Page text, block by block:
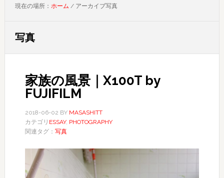
現在の場所： ホーム /アーカイブ写真
写真
家族の風景｜X100T by
FUJIFILM
2018-06-02 BY MASASHITT
カテゴリ ESSAY, PHOTOGRAPHY
関連タグ： 写真